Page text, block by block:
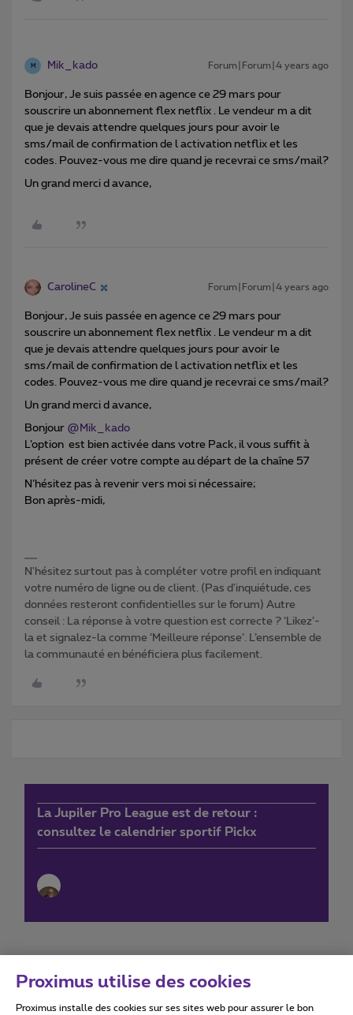
M Mik_kado Forum|Forum|4 years ago
Bonjour, Je suis passée en agence ce 29 mars pour
souscrire un abonnement flex netflix . Le vendeur m a dit
que je devais attendre quelques jours pour avoir le
sms/mail de confirmation de l activation netflix et les
codes. Pouvez-vous me dire quand je recevrai ce sms/mail?
Un grand merci d avance,
CarolineC Forum|Forum|4 years ago
Bonjour, Je suis passée en agence ce 29 mars pour
souscrire un abonnement flex netflix . Le vendeur m a dit
que je devais attendre quelques jours pour avoir le
sms/mail de confirmation de l activation netflix et les
codes. Pouvez-vous me dire quand je recevrai ce sms/mail?
Un grand merci d avance,
Bonjour @Mik_kado
L’option est bien activée dans votre Pack, il vous suffit à
présent de créer votre compte au départ de la chaîne 57
N’hésitez pas à revenir vers moi si nécessaire;
Bon après-midi,
N'hésitez surtout pas à compléter votre profil en indiquant
votre numéro de ligne ou de client. (Pas d'inquiétude, ces
données resteront confidentielles sur le forum) Autre
conseil : La réponse à votre question est correcte ? ‘Likez’-
la et signalez-la comme ‘Meilleure réponse’. L’ensemble de
la communauté en bénéficiera plus facilement.
La Jupiler Pro League est de retour :
consultez le calendrier sportif Pickx
Proximus utilise des cookies
Proximus installe des cookies sur ses sites web pour assurer le bon